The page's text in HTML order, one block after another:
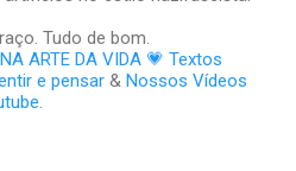
Tudo de bom.
ARTE DA VIDA 💗 Textos
e pensar & Nossos Vídeos
.